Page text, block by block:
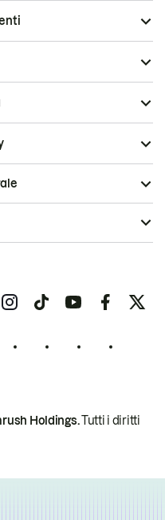
Holdings.Tutti i diritti